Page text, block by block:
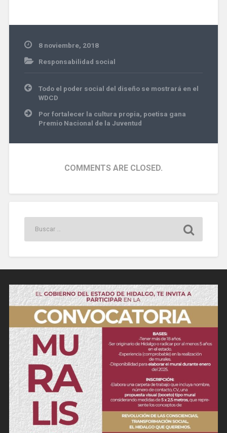
8 noviembre, 2018
Responsabilidad social
Navegación
entradas
Todo el poder social del diseño se mostrará en el
WDCD
Por fortalecer la cultura propia, poetisa gana
Premio Nacional de la Juventud
COMMENTS ARE CLOSED.